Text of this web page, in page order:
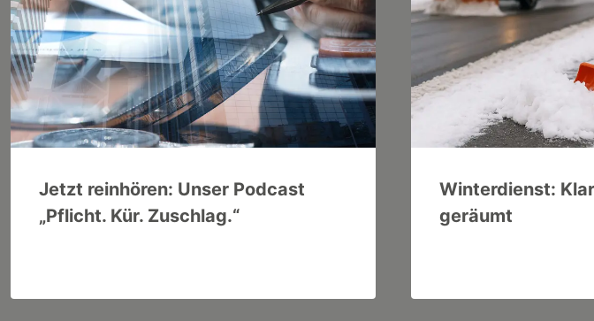
Jetzt reinhören: Unser Podcast
„Pflicht. Kür. Zuschlag.“
Winterdienst:
geräumt